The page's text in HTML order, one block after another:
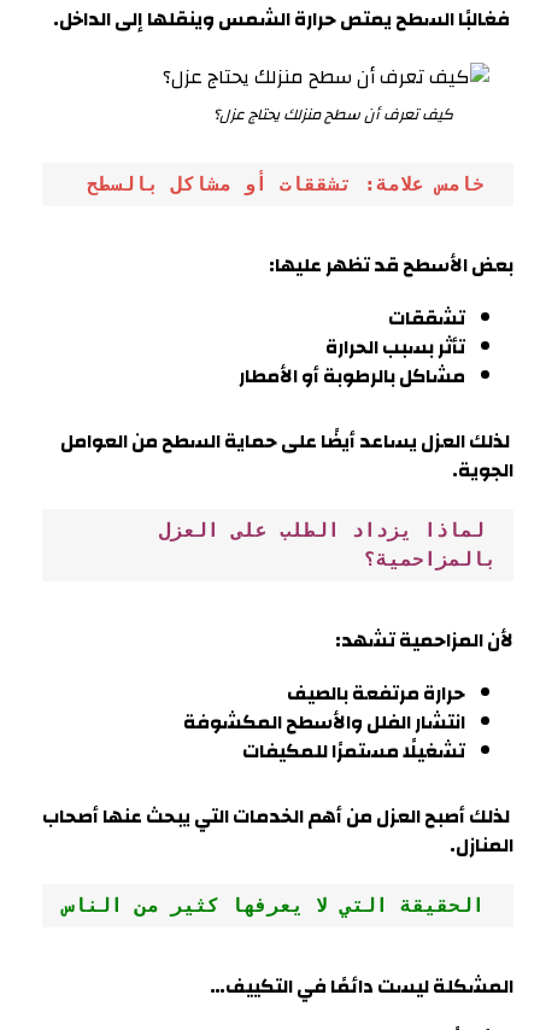
فغالبًا السطح يمتص حرارة الشمس وينقلها إلى الداخل.
كيف تعرف أن سطح منزلك يحتاج عزل؟
خامس علامة: تشققات أو مشاكل بالسطح
بعض الأسطح قد تظهر عليها:
تشققات
تأثر بسبب الحرارة
مشاكل بالرطوبة أو الأمطار
لذلك العزل يساعد أيضًا على حماية السطح من العوامل
الجوية.
بالمزاحمية؟
لأنالمزاحميةتشهد:
حرارة مرتفعة بالصيف
انتشار الفلل والأسطح المكشوفة
تشغيلًا مستمرًا للمكيفات
لذلك أصبح العزل من أهم الخدمات التي يبحث عنها أصحاب
المنازل.
الحقيقة التي لا يعرفها كثير من الناس
المشكلة ليست دائمًا في التكييف…